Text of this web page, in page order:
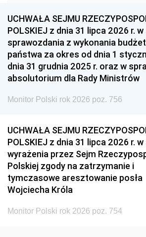
1939 1938
1936 1930
UCHWAŁA SEJMU
POLSKIEJ z dnia 31 lipca 2026 r.
sprawozdania z wykonania
państwa za okres od dnia 1
dnia 31 grudnia 2025 r. oraz w
absolutorium dla Rady Ministrów
Monitor Polski rok 2026 poz. 756
UCHWAŁA SEJMU
POLSKIEJ z dnia 31 lipca 2026 r.
wyrażenia przez Sejm
Polskiej zgody na zatrzymanie i
tymczasowe aresztowanie posła
Wojciecha Króla
Monitor Polski rok 2026 poz. 754